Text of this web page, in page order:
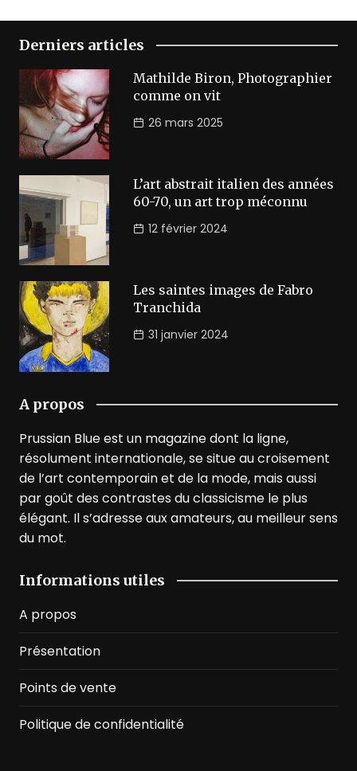
Derniers articles
Mathilde Biron, Photographier
comme on vit
26 mars 2025
L’art abstrait italien des années
60-70, un art trop méconnu
12 février 2024
Les saintes images de Fabro
Tranchida
31 janvier 2024
A propos
Prussian Blue est un magazine dont la ligne,
résolument internationale, se situe au croisement
de l’art contemporain et de la mode, mais aussi
par goût des contrastes du classicisme le plus
élégant. Il s’adresse aux amateurs, au meilleur sens
du mot.
Informations utiles
A propos
Présentation
Points de vente
Politique de confidentialité